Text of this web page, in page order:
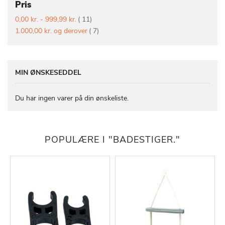
Pris
0,00 kr. - 999,99 kr. 11vare
1.000,00 kr. og derover 7vare
MIN ØNSKESEDDEL
Du har ingen varer på din ønskeliste.
POPULÆRE I "BADESTIGER."